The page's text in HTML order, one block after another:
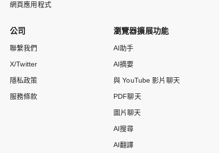
網頁應用程式
公司
聯繫我們
X/Twitter
隱私政策
服務條款
瀏覽器擴展功能
AI助手
AI摘要
與 YouTube 影片聊天
PDF聊天
圖片聊天
AI搜尋
AI翻譯